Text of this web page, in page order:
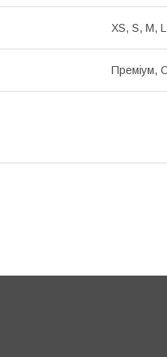
XS, S, M,
Преміум,